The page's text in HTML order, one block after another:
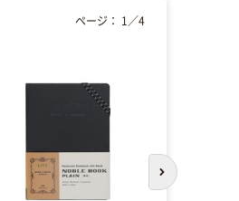
ページ： 1 ／4
次のスライド